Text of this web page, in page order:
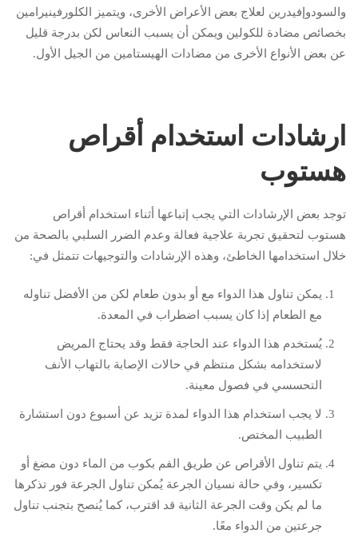
والسودوإفيدرين لعلاج بعض الأعراض الأخرى، ويتميز الكلورفينيرامين
بخصائص مضادة للكولين ويمكن أن يسبب النعاس لكن بدرجة قليل
عن بعض الأنواع الأخرى من مضادات الهيستامين من الجيل الأول.
ارشادات استخدام أقراص
هستوب
توجد بعض الإرشادات التي يجب إتباعها أثناء استخدام أقراص
هستوب لتحقيق تجربة علاجية فعالة وعدم الضرر السلبي بالصحة من
خلال استخدامها الخاطئ، وهذه الإرشادات والتوجيهات تتمثل في:
يمكن تناول هذا الدواء مع أو بدون طعام لكن من الأفضل تناوله
مع الطعام إذا كان يسبب اضطراب في المعدة.
يُستخدم هذا الدواء عند الحاجة فقط وقد يحتاج المريض
لاستخدامه بشكل منتظم في حالات الإصابة بالتهاب الأنف
التحسسي في فصول معينة.
لا يجب استخدام هذا الدواء لمدة تزيد عن أسبوع دون استشارة
الطبيب المختص.
يتم تناول الأقراص عن طريق الفم بكوب من الماء دون مضغ أو
تكسير، وفي حالة نسيان الجرعة يُمكن تناول الجرعة فور تذكرها
ما لم يكن وقت الجرعة الثانية قد اقترب، كما يُنصح بتجنب تناول
جرعتين من الدواء معًا.